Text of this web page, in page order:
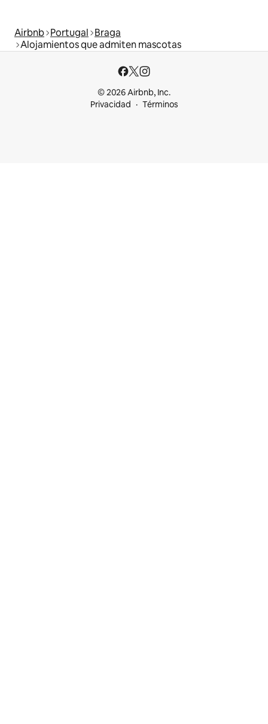
Airbnb Portugal Braga
Alojamientos que admiten mascotas
© 2026 Airbnb, Inc.
Privacidad
Términos